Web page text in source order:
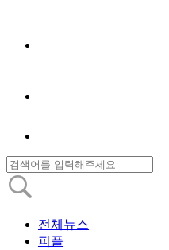
전체뉴스
피플